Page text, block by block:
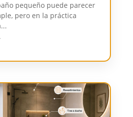
pequeño puede parecer
pero en la práctica